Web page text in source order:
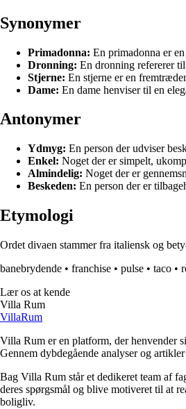
Synonymer
Primadonna: En primadonna er
Dronning: En dronning refererer
Stjerne: En stjerne er en
Dame: En dame henviser til en
Antonymer
Ydmyg: En person der udviser
Enkel: Noget der er simpelt,
Almindelig: Noget der er
Beskeden: En person der er
Etymologi
Ordet divaen stammer fra italiensk og
banebrydende • franchise • pulse • taco •
Lær os at kende
Villa Rum
VillaRum
Villa Rum er en platform, der henvender
Gennem dybdegående analyser og
Bag Villa Rum står et dedikeret team af
deres spørgsmål og blive motiveret til at
boligliv.